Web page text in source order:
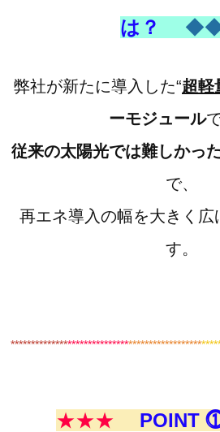
は？
弊社が新たに導入した“超軽
ーモジュール
従来の太陽光では難しかっ
で、
再エネ導入の幅を大きく広
す。
***********************************************
★★★ POINT